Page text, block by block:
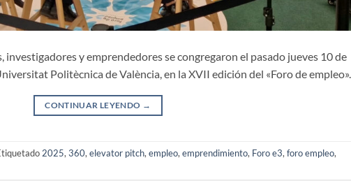
y emprendedores se congregaron el pasado jueves 10 de
Politècnica de València, en la XVII edición del «Foro de empleo».
CONTINUAR LEYENDO →
2025, 360, elevator pitch, empleo, emprendimiento, Foro e3, foro empleo,